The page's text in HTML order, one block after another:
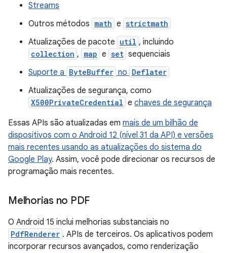
Streams
Outros métodos math e strictmath
Atualizações de pacote util , incluindo
collection , map e set sequenciais
Suporte a ByteBuffer no Deflater
Atualizações de segurança, como
X500PrivateCredential e chaves de segurança
Essas APIs são atualizadas em mais de um bilhão de
dispositivos com o Android 12 (nível 31 da API) e versões
mais recentes usando as atualizações do sistema do
Google Play. Assim, você pode direcionar os recursos de
programação mais recentes.
Melhorias no PDF
O Android 15 inclui melhorias substanciais no
PdfRenderer . APIs de terceiros. Os aplicativos podem
incorporar recursos avançados, como renderização